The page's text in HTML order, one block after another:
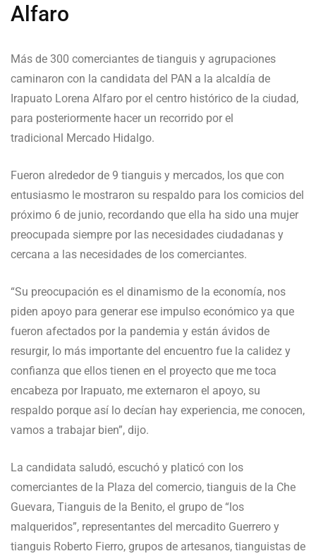
Alfaro
Más de 300 comerciantes de tianguis y agrupaciones
caminaron con la candidata del PAN a la alcaldía de
Irapuato Lorena Alfaro por el centro histórico de la ciudad,
para posteriormente hacer un recorrido por el
tradicional Mercado Hidalgo.
Fueron alrededor de 9 tianguis y mercados, los que con
entusiasmo le mostraron su respaldo para los comicios del
próximo 6 de junio, recordando que ella ha sido una mujer
preocupada siempre por las necesidades ciudadanas y
cercana a las necesidades de los comerciantes.
“Su preocupación es el dinamismo de la economía, nos
piden apoyo para generar ese impulso económico ya que
fueron afectados por la pandemia y están ávidos de
resurgir, lo más importante del encuentro fue la calidez y
confianza que ellos tienen en el proyecto que me toca
encabeza por Irapuato, me externaron el apoyo, su
respaldo porque así lo decían hay experiencia, me conocen,
vamos a trabajar bien”, dijo.
La candidata saludó, escuchó y platicó con los
comerciantes de la Plaza del comercio, tianguis de la Che
Guevara, Tianguis de la Benito, el grupo de “los
malqueridos”, representantes del mercadito Guerrero y
tianguis Roberto Fierro, grupos de artesanos, tianguistas de